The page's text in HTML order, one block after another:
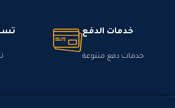
خدمات الدفع
خدمات دفع متنوعة